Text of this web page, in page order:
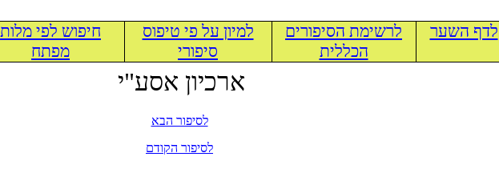
לדף השער
לרשימת הסיפורים
הכללית
למיון על פי טיפוס
סיפורי
חיפוש לפי מלות
מפתח
ארכיון אסע"י
לסיפור הבא
לסיפור הקודם